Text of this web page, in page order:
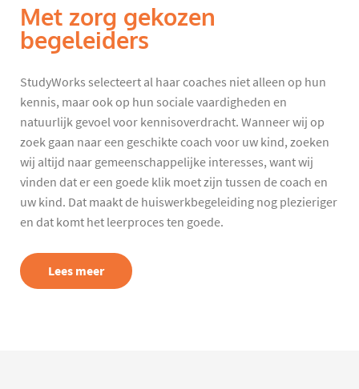
Met zorg gekozen
begeleiders
StudyWorks selecteert al haar coaches niet alleen op hun
kennis, maar ook op hun sociale vaardigheden en
natuurlijk gevoel voor kennisoverdracht. Wanneer wij op
zoek gaan naar een geschikte coach voor uw kind, zoeken
wij altijd naar gemeenschappelijke interesses, want wij
vinden dat er een goede klik moet zijn tussen de coach en
uw kind. Dat maakt de huiswerkbegeleiding nog plezieriger
en dat komt het leerproces ten goede.
Lees meer